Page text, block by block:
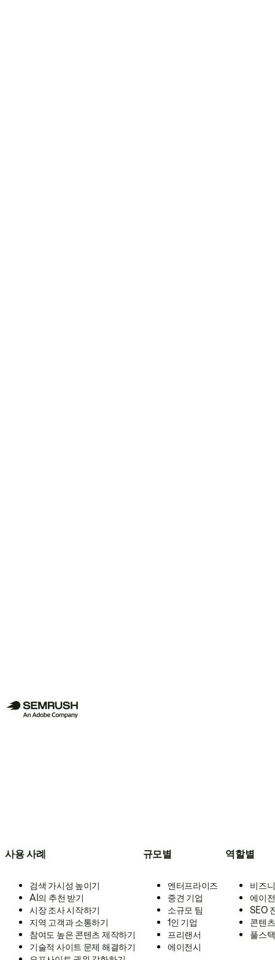
사용 사례
검색 가시성 높이기
AI의 추천 받기
시장 조사 시작하기
지역 고객과 소통하기
참여도 높은 콘텐츠 제작하기
기술적 사이트 문제 해결하기
규모별
엔터프라이즈
중견 기업
소규모 팀
1인 기업
프리랜서
에이전시
역할별
비즈
에이
SEO
콘텐
풀스